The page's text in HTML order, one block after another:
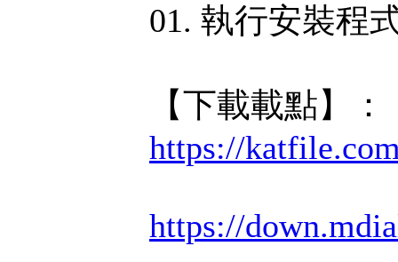
01. 執行安裝程
【下載載點】：
https://
https://